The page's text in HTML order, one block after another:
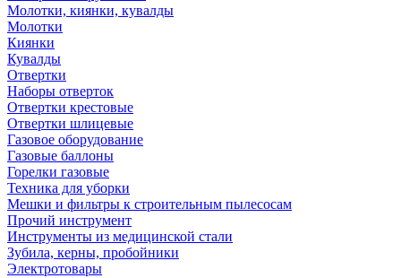
Молотки, киянки, кувалды
Молотки
Киянки
Кувалды
Отвертки
Наборы отверток
Отвертки крестовые
Отвертки шлицевые
Газовое оборудование
Газовые баллоны
Горелки газовые
Техника для уборки
Мешки и фильтры к строительным пылесосам
Прочий инструмент
Инструменты из медицинской стали
Зубила, керны, пробойники
Электротовары